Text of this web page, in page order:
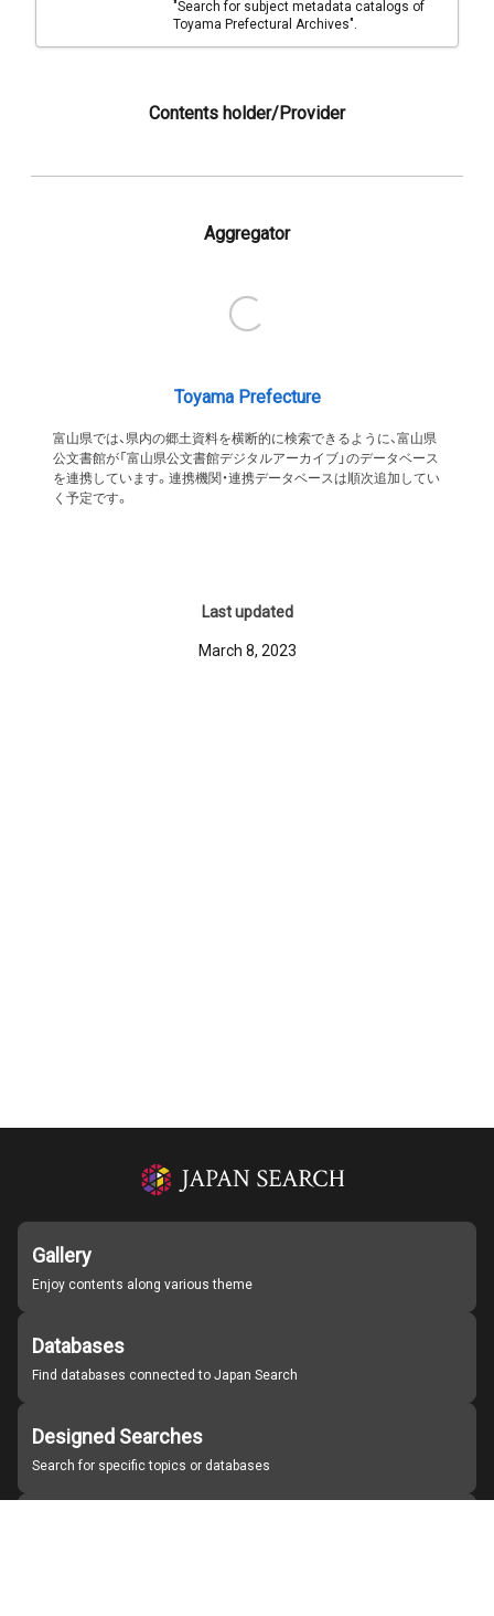
"Search for subject metadata catalogs of
Toyama Prefectural Archives".
Contents holder/Provider
Aggregator
Toyama Prefecture
富山県では、県内の郷土資料を横断的に検索できるように、富山県
公文書館が「富山県公文書館デジタルアーカイブ」のデータベース
を連携しています。連携機関・連携データベースは順次追加してい
く予定です。
Last updated
March 8, 2023
Gallery
Enjoy contents along various theme
Databases
Find databases connected to Japan Search
Designed Searches
Search for specific topics or databases